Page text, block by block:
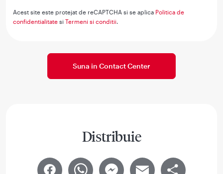
Acest site este protejat de reCAPTCHA si se aplica Politica de
confidentialitate siTermeni si conditii
Suna in Contact Center
Distribuie